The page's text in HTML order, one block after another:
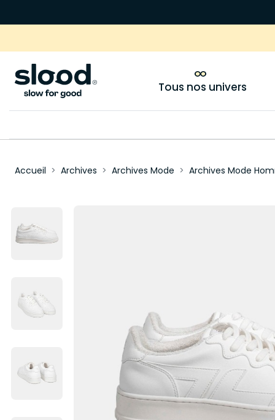
Tous nos univers
Accueil Archives Archives Mode Archives Mode